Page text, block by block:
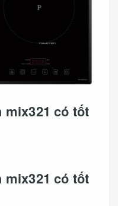
mix321 có tốt
mix321 có tốt